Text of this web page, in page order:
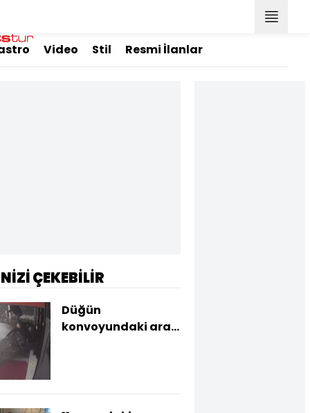
Video Stil Resmi İlanlar
ÇEKEBİLİR
Düğün
konvoyundaki araç